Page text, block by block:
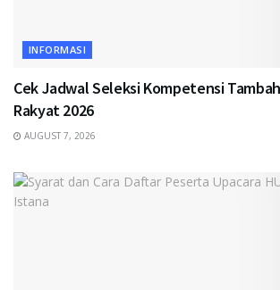
INFORMASI
Cek Jadwal Seleksi Kompetensi
Rakyat 2026
AUGUST 7, 2026